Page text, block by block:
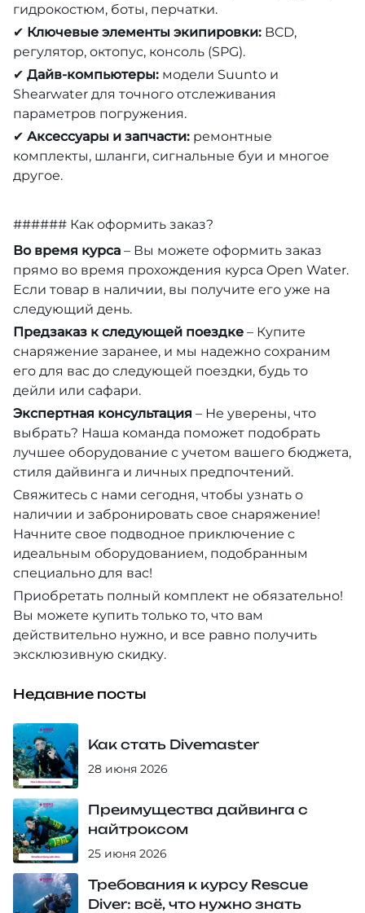
гидрокостюм, боты, перчатки.
✔ Ключевые элементы экипировки: BCD,
регулятор, октопус, консоль (SPG).
✔ Дайв-компьютеры: модели Suunto и
Shearwater для точного отслеживания
параметров погружения.
✔ Аксессуары и запчасти: ремонтные
комплекты, шланги, сигнальные буи и многое
другое.
###### Как оформить заказ?
Во время курса – Вы можете оформить заказ
прямо во время прохождения курса Open Water.
Если товар в наличии, вы получите его уже на
следующий день.
Предзаказ к следующей поездке – Купите
снаряжение заранее, и мы надежно сохраним
его для вас до следующей поездки, будь то
дейли или сафари.
Экспертная консультация – Не уверены, что
выбрать? Наша команда поможет подобрать
лучшее оборудование с учетом вашего бюджета,
стиля дайвинга и личных предпочтений.
Свяжитесь с нами сегодня, чтобы узнать о
наличии и забронировать свое снаряжение!
Начните свое подводное приключение с
идеальным оборудованием, подобранным
специально для вас!
Приобретать полный комплект не обязательно!
Вы можете купить только то, что вам
действительно нужно, и все равно получить
эксклюзивную скидку.
Недавние посты
Как стать Divemaster
28 июня 2026
Преимущества дайвинга с
найтроксом
25 июня 2026
Требования к курсу Rescue
Diver: всё, что нужно знать